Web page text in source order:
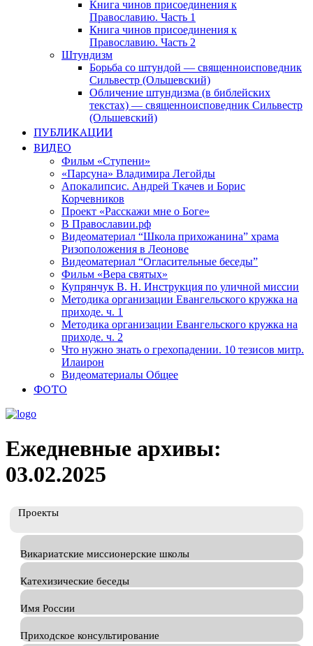
Книга чинов присоединения к
Православию. Часть 1
Книга чинов присоединения к
Православию. Часть 2
Штундизм
Борьба со штундой — священноисповедник
Сильвестр (Ольшевский)
Обличение штундизма (в библейских
текстах) — священноисповедник Сильвестр
(Ольшевский)
ПУБЛИКАЦИИ
ВИДЕО
Фильм «Ступени»
«Парсуна» Владимира Легойды
Апокалипсис. Андрей Ткачев и Борис
Корчевников
Проект «Расскажи мне о Боге»
В Православии.рф
Видеоматериал “Школа прихожанина” храма
Ризоположения в Леонове
Видеоматериал “Огласительные беседы”
Фильм «Вера святых»
Купрянчук В. Н. Инструкция по уличной миссии
Методика организации Евангельского кружка на
приходе. ч. 1
Методика организации Евангельского кружка на
приходе. ч. 2
Что нужно знать о грехопадении. 10 тезисов митр.
Илаирон
Видеоматериалы Общее
ФОТО
Ежедневные архивы:
03.02.2025
Проекты
Викариатские миссионерские школы
Катехизические беседы
Имя России
Приходское консультирование